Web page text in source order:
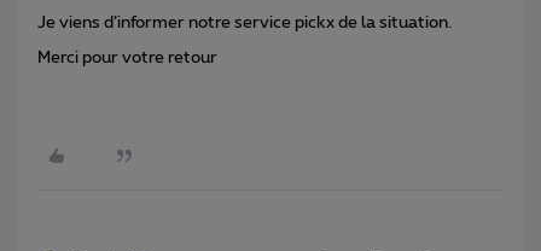
Je viens d’informer notre service pickx de la situation.
Merci pour votre retour